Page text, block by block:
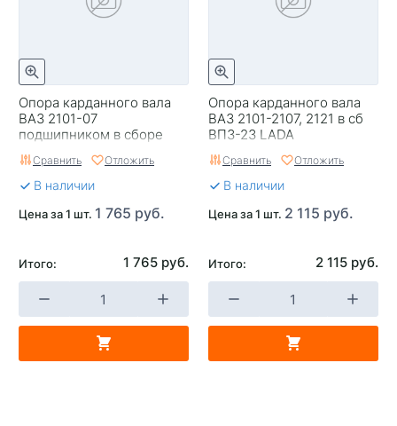
Опора карданного вала
ВАЗ 2101-07
подшипником в сборе
Сравнить Отложить
В наличии
Цена за 1 шт. 1 765 руб.
Итого: 1 765 руб.
Опора карданного вала
ВАЗ 2101-2107, 2121 в сб
ВПЗ-23 LADA
Сравнить Отложить
В наличии
Цена за 1 шт. 2 115 руб.
Итого: 2 115 руб.